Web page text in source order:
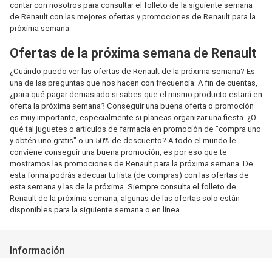
contar con nosotros para consultar el folleto de la siguiente semana
de Renault con las mejores ofertas y promociones de Renault para la
próxima semana.
Ofertas de la próxima semana de Renault
¿Cuándo puedo ver las ofertas de Renault de la próxima semana? Es
una de las preguntas que nos hacen con frecuencia. A fin de cuentas,
¿para qué pagar demasiado si sabes que el mismo producto estará en
oferta la próxima semana? Conseguir una buena oferta o promoción
es muy importante, especialmente si planeas organizar una fiesta. ¿O
qué tal juguetes o artículos de farmacia en promoción de "compra uno
y obtén uno gratis" o un 50% de descuento? A todo el mundo le
conviene conseguir una buena promoción, es por eso que te
mostramos las promociones de Renault para la próxima semana. De
esta forma podrás adecuar tu lista (de compras) con las ofertas de
esta semana y las de la próxima. Siempre consulta el folleto de
Renault de la próxima semana, algunas de las ofertas solo están
disponibles para la siguiente semana o en línea.
Información